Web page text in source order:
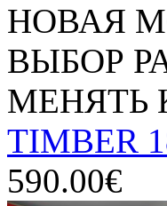
НОВАЯ
ВЫБОР
МЕНЯТЬ
TIMBER
590.00€